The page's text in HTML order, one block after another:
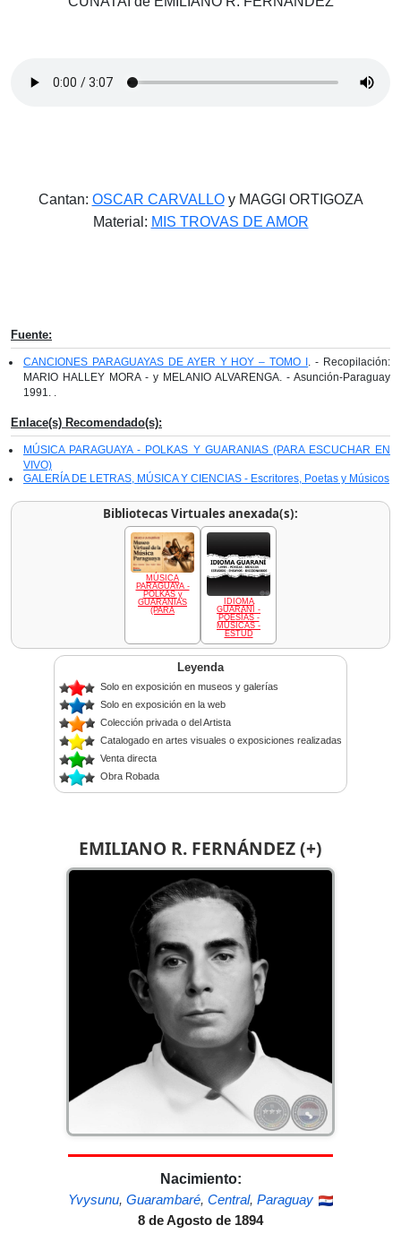
EMILIANO R. FERNÁNDEZ (+)
Nacimiento:
Yvysunu, Guarambaré, Central, Paraguay
8 de Agosto de 1894
Cantan: OSCAR CARVALLOy MAGGI ORTIGOZA
Material: MIS TROVAS DE AMOR
Fuente:
CANCIONES PARAGUAYAS DE AYER Y HOY – TOMO I . - Recopilación:
MARIO HALLEY MORA - y MELANIO ALVARENGA. - Asunción-Paraguay
1991. .
Enlace(s) Recomendado(s):
MÚSICA PARAGUAYA - POLKAS Y GUARANIAS (PARA ESCUCHAR EN
VIVO)
GALERÍA DE LETRAS, MÚSICA Y CIENCIAS - Escritores, Poetas y Músicos
Bibliotecas Virtuales anexada(s):
MÚSICA
PARAGUAYA -
POLKAS y
GUARANIAS
(PARA
IDIOMA
GUARANÍ -
POESÍAS -
MÚSICAS -
ESTUD
Leyenda
Solo en exposición en museos y galerías
Solo en exposición en la web
Colección privada o del Artista
Catalogado en artes visuales o exposiciones realizadas
Venta directa
Obra Robada